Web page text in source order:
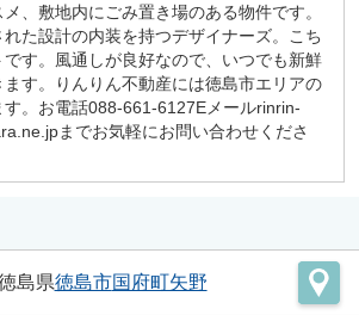
、敷地内にごみ置き場のある物件です。
た設計の内装を持つデザイナーズ。こち
す。風通しが良好なので、いつでも新鮮
す。りんりん不動産には徳島市エリアの
。お電話088-661-6127Eメールrinrin-
までお気軽にお問い合わせくださ
島県徳島市国府町矢野